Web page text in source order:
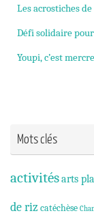
Les acrostiches de
Défi solidaire
Youpi, c’est
Mots clés
activitésarts
de riz catéchèse